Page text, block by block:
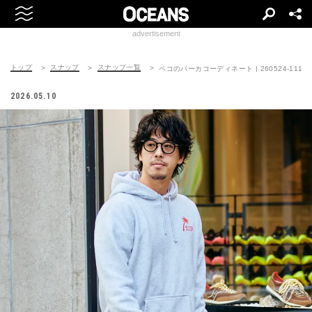
advertisement
トップ スナップ スナップ一覧 ペコのパーカコーディネート | 260524-1116-
2026.05.10